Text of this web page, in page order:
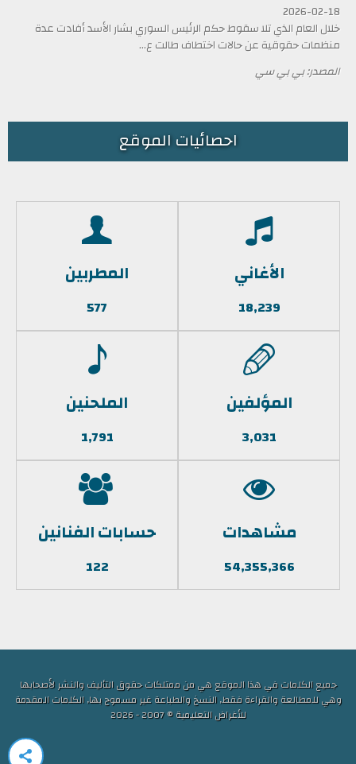
2026-02-18
خلال العام الذي تلا سقوط حكم الرئيس السوري بشار الأسد أفادت عدة
منظمات حقوقية عن حالات اختطاف طالت ع...
المصدر: بي بي سي
احصائيات الموقع
الأغاني
18,239
المطربين
577
المؤلفين
3,031
الملحنين
1,791
مشاهدات
54,355,366
حسابات الفنانين
122
جميع الكلمات في هذا الموقع هي من ممتلكات حقوق التأليف والنشر لأصحابها
وهي للمطالعة والقراءة فقط, النسخ والطباعة غير مسموح بها, الكلمات المقدمة
للأغراض التعليمية © 2007 - 2026